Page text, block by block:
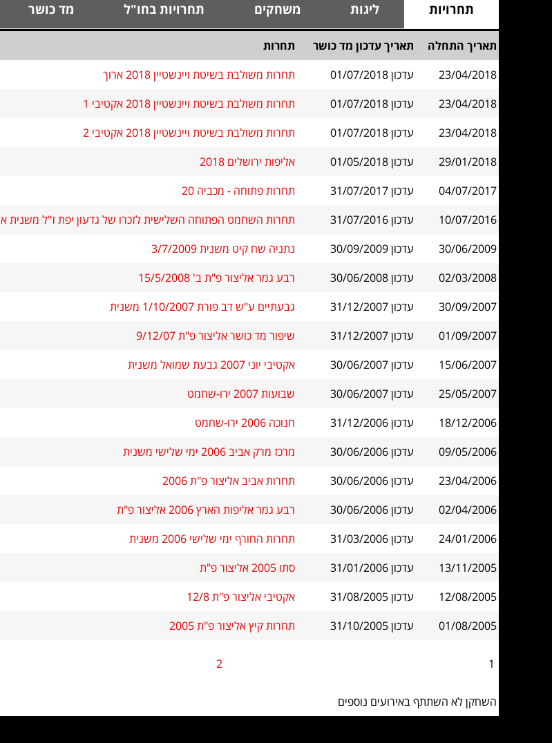
תחרויות ליגות משחקים תחרויות בחו"ל מד כושר
תאריך התחלה תאריך עדכון מד כושר תחרות
23/04/2018
עדכון 01/07/2018 תחרות משולבת בשיטת ויינשטיין 2018 ארוך
23/04/2018
עדכון 01/07/2018 תחרות משולבת בשיטת ויינשטיין 2018 אקטיבי 1
23/04/2018
עדכון 01/07/2018 תחרות משולבת בשיטת ויינשטיין 2018 אקטיבי 2
29/01/2018
עדכון 01/05/2018 אליפות ירושלים 2018
04/07/2017
עדכון 31/07/2017 תחרות פתוחה - מכביה 20
10/07/2016
עדכון 31/07/2016 תחרות השחמט הפתוחה השלישית לזכרו של גדעון יפת ז"ל משנית א
30/06/2009
עדכון 30/09/2009 נתניה שח קיט משנית 3/7/2009
02/03/2008
עדכון 30/06/2008 רבע גמר אליצור פ"ת ב' 15/5/2008
30/09/2007
עדכון 31/12/2007 גבעתיים ע"ש דב פורת 1/10/2007 משנית
01/09/2007
עדכון 31/12/2007 שיפור מד כושר אליצור פ"ת 9/12/07
15/06/2007
עדכון 30/06/2007 אקטיבי יוני 2007 גבעת שמואל משנית
25/05/2007
עדכון 30/06/2007 שבועות 2007 ירו-שחמט
18/12/2006
עדכון 31/12/2006 חנוכה 2006 ירו-שחמט
09/05/2006
עדכון 30/06/2006 מרכז מרק אביב 2006 ימי שלישי משנית
23/04/2006
עדכון 30/06/2006 תחרות אביב אליצור פ"ת 2006
02/04/2006
עדכון 30/06/2006 רבע גמר אליפות הארץ 2006 אליצור פ"ת
24/01/2006
עדכון 31/03/2006 תחרות החורף ימי שלישי 2006 משנית
13/11/2005
עדכון 31/01/2006 סתו 2005 אליצור פ"ת
12/08/2005
עדכון 31/08/2005 אקטיבי אליצור פ"ת 12/8
01/08/2005
עדכון 31/10/2005 תחרות קיץ אליצור פ"ת 2005
1
2
השחקן לא השתתף באירועים נוספים